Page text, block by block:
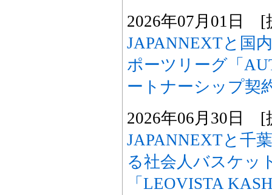
2026年07月01日 [
JAPANNEXTと国
ポーツリーグ「
ートナーシップ契
2026年06月30日 [
JAPANNEXTと千
る社会人バスケッ
「LEOVISTA